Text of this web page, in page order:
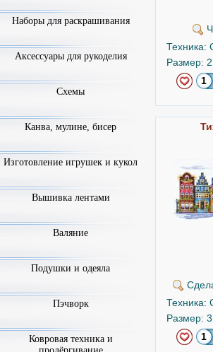
Техника:
Размер:
Техника:
Размер:
Наборы для раскрашивания
Аксессуары для рукоделия
Схемы
Канва, мулине, бисер
Изготовление игрушек и кукол
Вышивка лентами
Валяние
Подушки и одеяла
Пэчворк
Ковровая техника и